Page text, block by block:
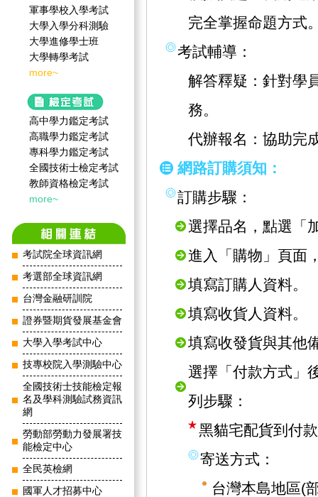
軍事學校入學考試
大學入學分科測驗
大學進修學士班
大學轉學考試
more~
高中學力鑑定考試
高職學力鑑定考試
專科學力鑑定考試
全國技術士檢定考試
教師資格檢定考試
more~
考試院全球資訊網
考選部全球資訊網
台灣金融研訓院
證券暨期貨發展基金會
大學入學考試中心
技專校院入學測驗中心
全國技術士技能檢定報
名及學科測驗試務資訊
網
勞動部勞動力發展署技
能檢定中心
全民英檢網
國軍人才招募中心
完全掌握命題方式
考試輔導：
解答釋疑：針對學
務。
代辦報名：協助完
網路訂購須知：
訂購步驟：
選擇品名，點選「
進入「購物」頁面
填寫訂購人資料。
填寫收貨人資料。
填寫收發貨與其他
選擇「付款方式」
列步驟：
黑貓宅配貨到付
寄送方式：
台灣本島地區(